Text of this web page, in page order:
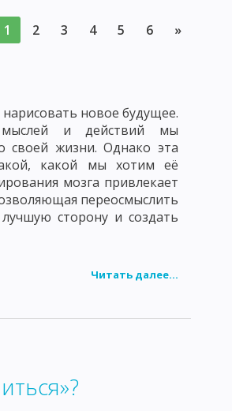
ЧЕЛОВЕКА
СЕРЫ, ФОСФОРА И ЖЕЛЕЗА
ФАКТОРОВ
ЗАЩИТЫ АНТИГЕНЫ
1 2 3 4 5 6 »
новое будущее.
и действий мы
своей жизни. Однако эта
какой мы хотим её
мозга привлекает
переосмыслить
сторону и создать
Читать далее...